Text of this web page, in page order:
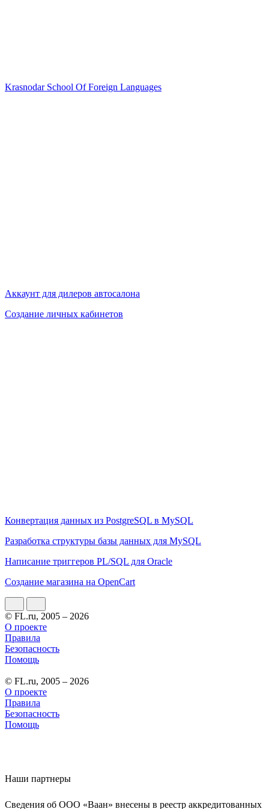
Krasnodar School Of Foreign Languages
Аккаунт для дилеров автосалона
Создание личных кабинетов
Конвертация данных из PostgreSQL в MySQL
Разработка структуры базы данных для MySQL
Написание триггеров PL/SQL для Oracle
Создание магазина на OpenCart
© FL.ru, 2005 – 2026
О проекте
Правила
Безопасность
Помощь
© FL.ru, 2005 – 2026
О проекте
Правила
Безопасность
Помощь
Наши партнеры
Сведения об ООО «Ваан» внесены в реестр аккредитованных